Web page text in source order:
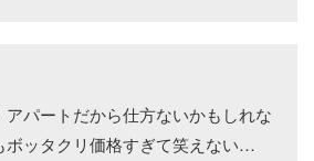
アパートだから仕方ないかもしれな
ボッタクリ価格すぎて笑えない…